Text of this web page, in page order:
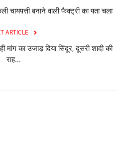
चायपत्ती बनाने वाली फैक्ट्री का पता चला
ARTICLE
मांग का उजाड़ दिया सिंदूर, दूसरी शादी की
राह...